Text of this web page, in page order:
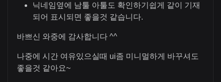
닉네임옆에 남툴 아툴도 확인하기쉽게 같이 기재
되어 표시되면 좋을것 같습니다.
바쁘신 와중에 감사합니다 ^^
나중에 시간 여유있으실때 ui좀 미니멀하게 바꾸셔도
좋을것 같아요~